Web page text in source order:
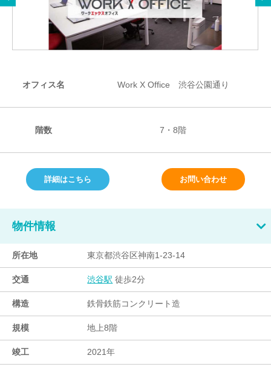
オフィス名 Work X Office 渋谷公園通り
階数 7・8階
詳細はこちら お問い合わせ
物件情報
所在地 東京都渋谷区神南1-23-14
交通 渋谷駅 徒歩2分
構造 鉄骨鉄筋コンクリート造
規模 地上8階
竣工 2021年